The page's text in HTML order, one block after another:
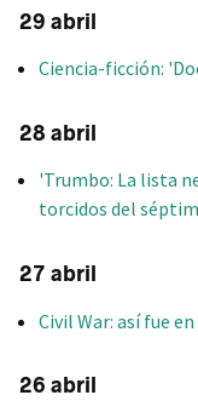
29 abril
Ciencia-ficción:
28 abril
'Trumbo: La lista
torcidos del
27 abril
Civil War: así fue
26 abril